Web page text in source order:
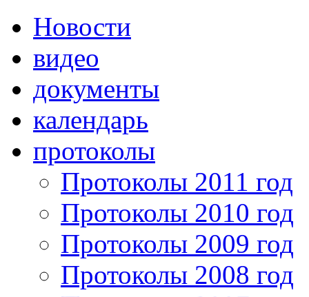
Новости
видео
документы
календарь
протоколы
Протоколы 2011 год
Протоколы 2010 год
Протоколы 2009 год
Протоколы 2008 год